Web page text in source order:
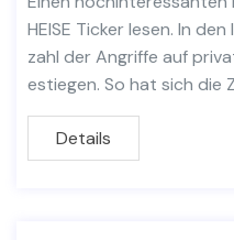
HEISE Ticker lesen. In
zahl der Angriffe auf
estiegen. So hat sich die
Details